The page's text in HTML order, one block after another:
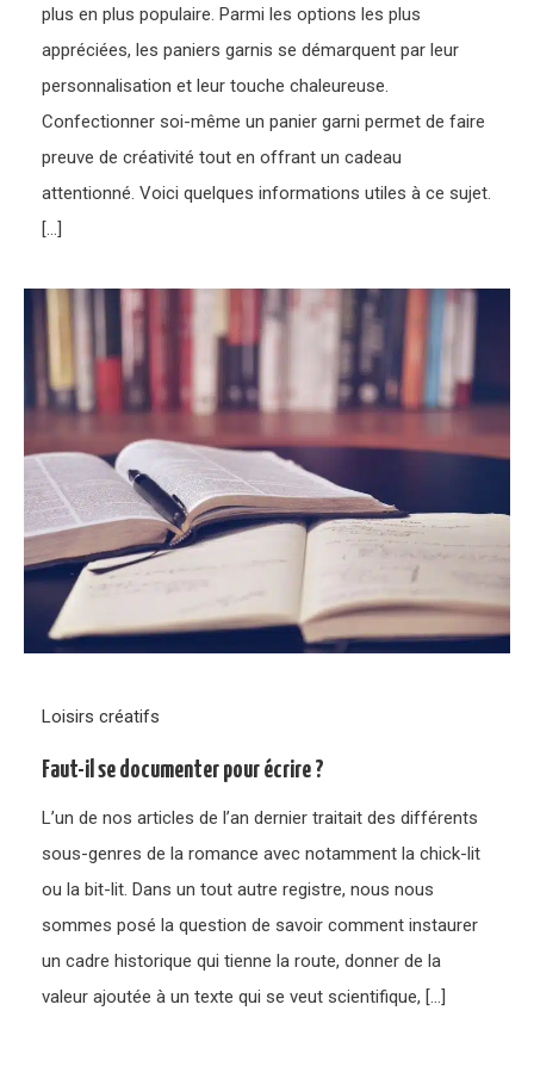
plus en plus populaire. Parmi les options les plus
appréciées, les paniers garnis se démarquent par leur
personnalisation et leur touche chaleureuse.
Confectionner soi-même un panier garni permet de faire
preuve de créativité tout en offrant un cadeau
attentionné. Voici quelques informations utiles à ce sujet.
[…]
Loisirs créatifs
Faut-il se documenter pour écrire ?
L’un de nos articles de l’an dernier traitait des différents
sous-genres de la romance avec notamment la chick-lit
ou la bit-lit. Dans un tout autre registre, nous nous
sommes posé la question de savoir comment instaurer
un cadre historique qui tienne la route, donner de la
valeur ajoutée à un texte qui se veut scientifique, […]